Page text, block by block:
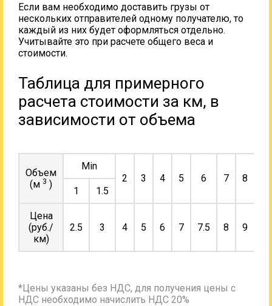
Если вам необходимо доставить грузы от
нескольких отправителей одному получателю, то
каждый из них будет оформляться отдельно.
Учитывайте это при расчете общего веса и
стоимости.
Таблица для примерного
расчета стоимости за км, в
зависимости от объема
Объем
(м 3 )
Min
2
3 4 5 6 7 8
1
1.5
Цена
(руб./
км)
2.5 3 4 5 6 7 7.5 8 9
*Цены указаны без НДС, для получения цены с
НДС необходимо начислить НДС 20%